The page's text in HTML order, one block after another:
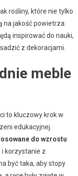
rośliny, które nie tylko
na jakość powietrza.
inspirować do nauki,
z dekoracjami.
meble
to kluczowy krok w
edukacyjnej.
do wzrostu
i korzystanie z
być taka, aby stopy